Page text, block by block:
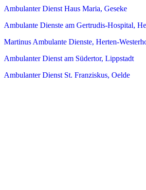
Ambulanter Dienst Haus Maria, Geseke
Ambulante Dienste am Gertrudis-Hospital,
Martinus Ambulante Dienste, Herten-
Ambulanter Dienst am Südertor, Lippstadt
Ambulanter Dienst St. Franziskus, Oelde